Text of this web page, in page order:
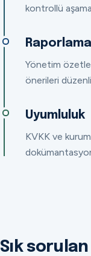
kontrollü
Raporlama
Yönetim
önerileri düzenli
Uyumluluk
KVKK ve
Sık